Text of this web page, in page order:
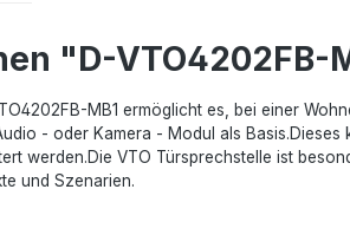
"D-VTO4202FB-
MB1 ermöglicht es, bei einer
- oder Kamera - Modul als
werden.Die VTO Türsprechstelle ist
und Szenarien.